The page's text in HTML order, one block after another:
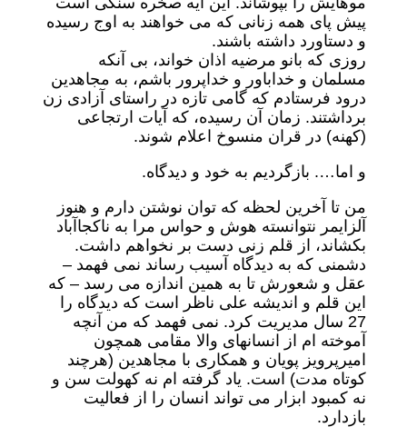
پیش پای همه زنانی که می خواهند به اوج رسیده
و دستاورد داشته باشند.
روزی که بانو مرضیه اذان خواند، بی آنکه
مسلمان و خداباور و خداپرور باشم، به مجاهدین
درود فرستادم که گامی تازه در راستای آزادی زن
برداشتند. زمان آن رسیده، که آیات ارتجاعی
(کهنه) در قران منسوخ اعلام شوند.
و اما…. بازگردیم به خود و دیدگاه.
من تا آخرین لحظه که توان نوشتن دارم و هنوز
آلزایمر نتوانسته هوش و حواس مرا به ناکجاآباد
بکشاند، از قلم زنی دست بر نخواهم داشت.
دشمنی که به دیدگاه آسیب رساند نمی فهمد –
عقل و شعورش تا به همین اندازه می رسد – که
این قلم و اندیشه علی ناظر است که دیدگاه را
27 سال مدیریت کرد. نمی فهمد که من آنچه
آموخته ام از انسانهای والا مقامی همچون
امیرپرویز پویان و همکاری با مجاهدین (هرچند
کوتاه مدت) است. یاد گرفته ام نه کهولت سن و
نه کمبود ابزار می تواند انسان را از فعالیت
بازدارد.